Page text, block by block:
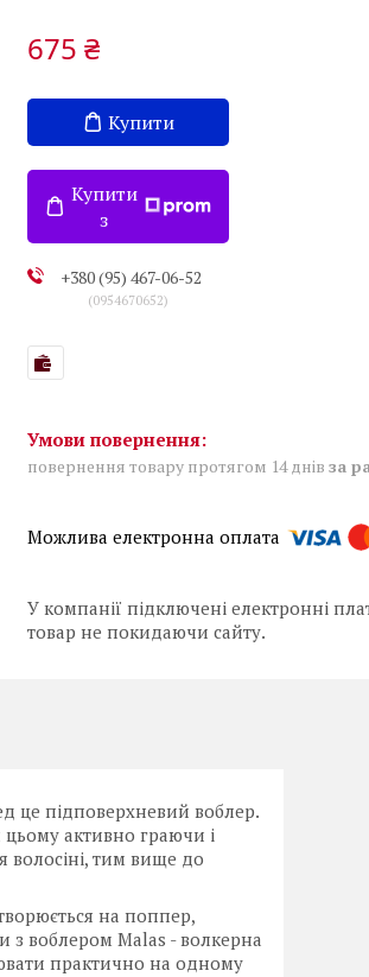
675 ₴
Купити
Купити
з
+380 (95) 467-06-52
0954670652
повернення товару протягом 14 днів за
У компанії підключені електронні
товар не покидаючи сайту.
це підповерхневий воблер.
цьому активно граючи і
волосіні, тим вище до
на поппер,
з воблером Malas - волкерна
практично на одному